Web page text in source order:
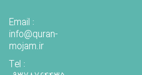
Email :
info@quran-
mojam.ir
Tel :